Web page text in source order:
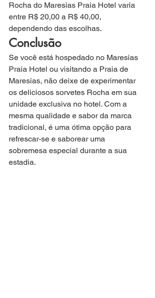
Rocha do Maresias Praia Hotel varia
entre R$ 20,00 a R$ 40,00,
dependendo das escolhas.
Conclusão
Se você está hospedado no Maresias
Praia Hotel ou visitando a Praia de
Maresias, não deixe de experimentar
os deliciosos sorvetes Rocha em sua
unidade exclusiva no hotel. Com a
mesma qualidade e sabor da marca
tradicional, é uma ótima opção para
refrescar-se e saborear uma
sobremesa especial durante a sua
estadia.